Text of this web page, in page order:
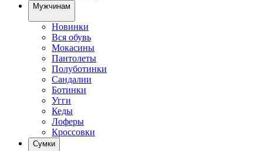
Мужчинам
Новинки
Вся обувь
Мокасины
Пантолеты
Полуботинки
Сандалии
Ботинки
Угги
Кеды
Лоферы
Кроссовки
Сумки